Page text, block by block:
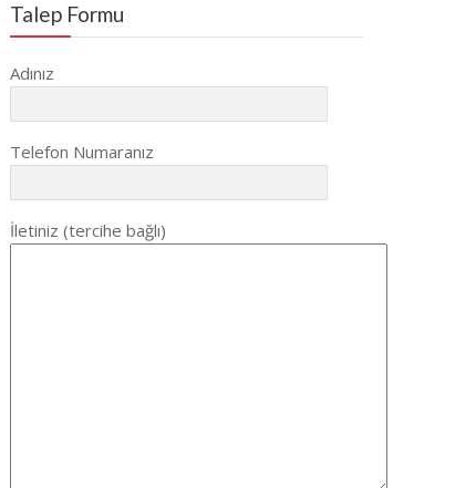
Talep Formu
Adınız
Telefon Numaranız
İletiniz (tercihe bağlı)